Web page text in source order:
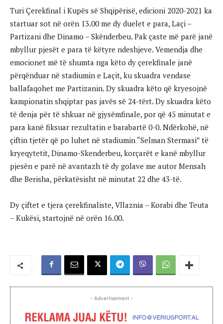
Turi Çerekfinal i Kupës së Shqipërisë, edicioni 2020-2021 ka
startuar sot në orën 13.00 me dy duelet e para, Laçi –
Partizani dhe Dinamo – Skënderbeu. Pak çaste më parë janë
mbyllur pjesët e para të këtyre ndeshjeve. Vemendja dhe
emocionet më të shumta nga këto dy çerekfinale janë
përqënduar në stadiumin e Laçit, ku skuadra vendase
ballafaqohet me Partizanin. Dy skuadra këto që kryesojnë
kampionatin shqiptar pas javës së 24-tërt. Dy skuadra këto
të denja për të shkuar në gjysëmfinale, por që 45 minutat e
para kanë fiksuar rezultatin e barabartë 0-0. Ndërkohë, në
çiftin tjetër që po luhet në stadiumin “Selman Stermasi” të
kryeqytetit, Dinamo-Skenderbeu, korçarët e kanë mbyllur
pjesën e parë në avantazh të dy golave me autor Mensah
dhe Berisha, përkatësisht në minutat 22 dhe 43-të.
Dy çiftet e tjera çerekfinaliste, Vllaznia – Korabi dhe Teuta
– Kukësi, startojnë në orën 16.00.
- Advertisement -